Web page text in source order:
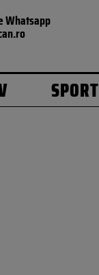
Whatsapp
SPORT